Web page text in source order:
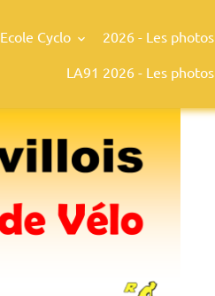
Ecole Cyclo
2026 - Les photos
LA91 2026 - Les photos